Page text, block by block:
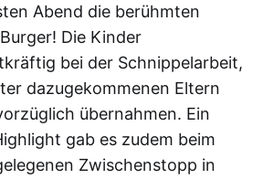
Abend die berühmten
Die Kinder
bei der Schnippelarbeit,
dazugekommenen Eltern
übernahmen. Ein
gab es zudem beim
Zwischenstopp in